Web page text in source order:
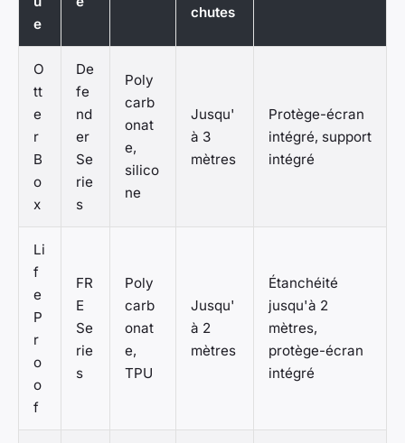
e
chutes
O
tt
e
r
B
o
x
De
fe
nd
er
Se
rie
s
Poly
carb
onat
e,
silico
ne
Jusqu'
à 3
mètres
Protège-écran
intégré, support
intégré
Li
f
e
P
r
o
o
f
FR
E
Se
rie
s
Poly
carb
onat
e,
TPU
Jusqu'
à 2
mètres
Étanchéité
jusqu'à 2
mètres,
protège-écran
intégré